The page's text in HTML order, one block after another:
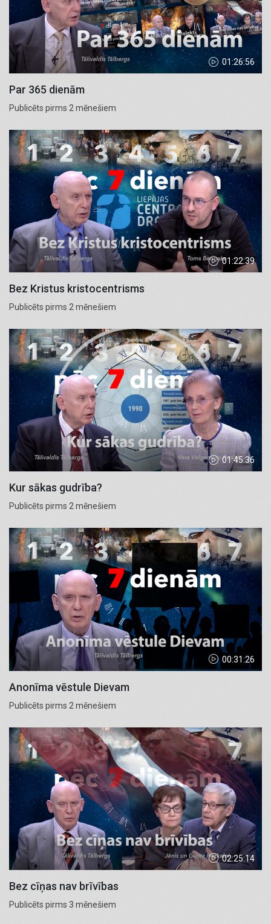
01:26:56
Par 365 dienām
Publicēts pirms 2 mēnešiem
01:22:39
Bez Kristus kristocentrisms
Publicēts pirms 2 mēnešiem
01:45:36
Kur sākas gudrība?
Publicēts pirms 2 mēnešiem
00:31:26
Anonīma vēstule Dievam
Publicēts pirms 2 mēnešiem
02:25:14
Bez cīņas nav brīvības
Publicēts pirms 3 mēnešiem